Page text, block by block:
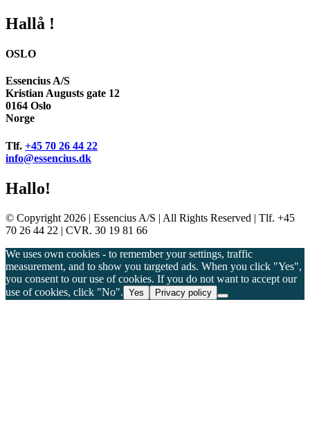
Hallå !
OSLO
Essencius A/S
Kristian Augusts gate 12
0164 Oslo
Norge
Tlf. +45 70 26 44 22
info@essencius.dk
Hallo!
© Copyright 2026 | Essencius A/S | All Rights Reserved | Tlf. +45
70 26 44 22 | CVR. 30 19 81 66
We uses own cookies - to remember your settings, traffic
measurement, and to show you targeted ads. When you click "Yes",
you consent to our use of cookies. If you do not want to accept our
use of cookies, click "No". Yes Privacy policy